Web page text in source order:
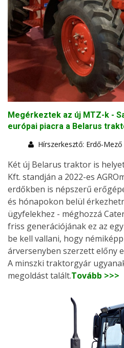
Megérkeztek az új MTZ-k -
európai piacra a Belarus
Hírszerkesztő: Erdő-Mező
Két új Belarus traktor is
Kft. standján a 2022-es
erdőkben is népszerű
és hónapokon belül
ügyfelekhez - méghozzá
friss generációjának ez az
be kell vallani, hogy
árversenyben szerzett előny
A minszki traktorgyár
megoldást talált.Tovább >>>